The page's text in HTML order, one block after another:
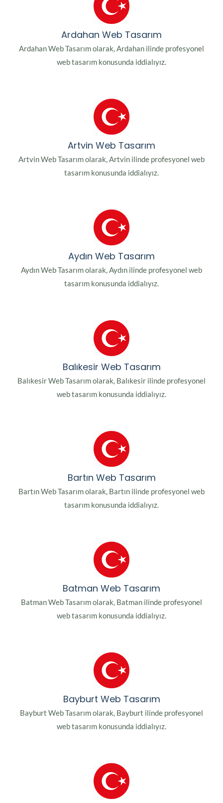
Ardahan Web Tasarım
Ardahan Web Tasarım olarak, Ardahan ilinde profesyonel
web tasarım konusunda iddialıyız.
Artvin Web Tasarım
Artvin Web Tasarım olarak, Artvin ilinde profesyonel web
tasarım konusunda iddialıyız.
Aydın Web Tasarım
Aydın Web Tasarım olarak, Aydın ilinde profesyonel web
tasarım konusunda iddialıyız.
Balıkesir Web Tasarım
Balıkesir Web Tasarım olarak, Balıkesir ilinde profesyonel
web tasarım konusunda iddialıyız.
Bartın Web Tasarım
Bartın Web Tasarım olarak, Bartın ilinde profesyonel web
tasarım konusunda iddialıyız.
Batman Web Tasarım
Batman Web Tasarım olarak, Batman ilinde profesyonel
web tasarım konusunda iddialıyız.
Bayburt Web Tasarım
Bayburt Web Tasarım olarak, Bayburt ilinde profesyonel
web tasarım konusunda iddialıyız.